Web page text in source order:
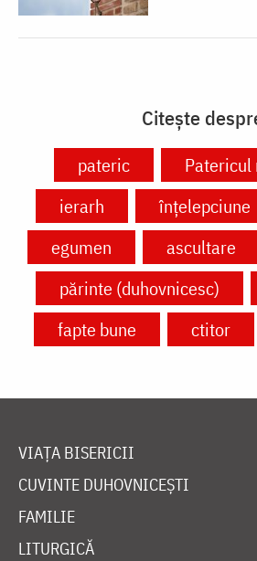
Citește
pateric
Patericul
ierarh
înțelepciune
egumen
ascultare
părinte (duhovnicesc)
fapte bune
ctitor
VIAȚA BISERICII
CUVINTE DUHOVNICEȘTI
FAMILIE
LITURGICĂ